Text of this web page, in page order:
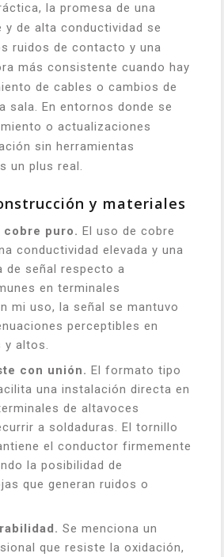
la promesa de una
y de alta conductividad se
ruidos de contacto y una
más consistente cuando hay
de cables o cambios de
sala. En entornos donde se
o actualizaciones
sin herramientas
un plus real.
y materiales
cobre puro. El uso de cobre
conductividad elevada y una
de señal respecto a
en terminales
mi uso, la señal se mantuvo
perceptibles en
y altos.
con unión. El formato tipo
una instalación directa en
de altavoces
a soldaduras. El tornillo
el conductor firmemente
la posibilidad de
que generan ruidos o
Se menciona un
que resiste la oxidación,